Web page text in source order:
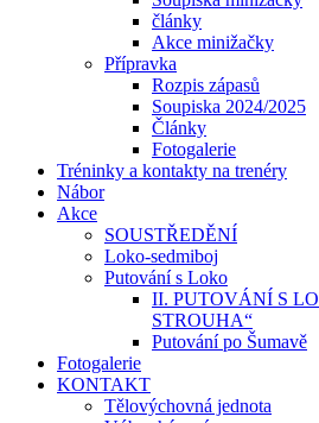
články
Akce minižačky
Přípravka
Rozpis zápasů
Soupiska 2024/2025
Články
Fotogalerie
Tréninky a kontakty na trenéry
Nábor
Akce
SOUSTŘEDĚNÍ
Loko-sedmiboj
Putování s Loko
II. PUTOVÁNÍ S
STROUHA“
Putování po Šumavě
Fotogalerie
KONTAKT
Tělovýchovná jednota